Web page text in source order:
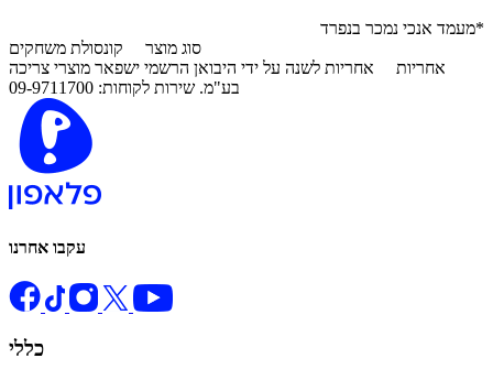
*מעמד אנכי נמכר בנפרד
סוג מוצר קונסולת משחקים
אחריות אחריות לשנה על ידי היבואן הרשמי ישפאר מוצרי צריכה
בע"מ. שירות לקוחות: 09-9711700
עקבו אחרנו
כללי